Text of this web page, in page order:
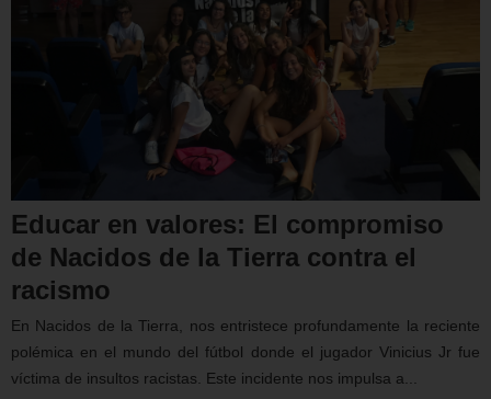
Educar en valores: El compromiso
de Nacidos de la Tierra contra el
racismo
En Nacidos de la Tierra, nos entristece profundamente la reciente
polémica en el mundo del fútbol donde el jugador Vinicius Jr fue
víctima de insultos racistas. Este incidente nos impulsa a...